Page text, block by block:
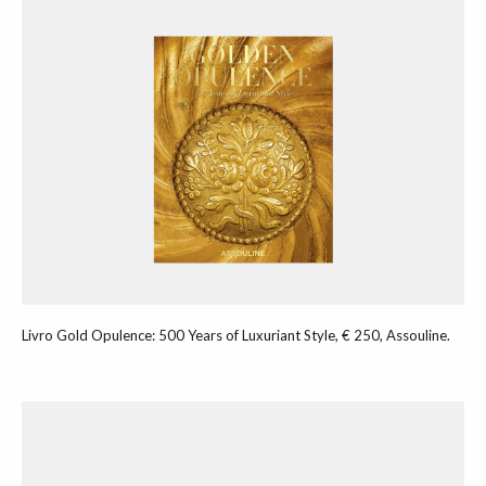
Livro Gold Opulence: 500 Years of Luxuriant Style, € 250, Assouline.